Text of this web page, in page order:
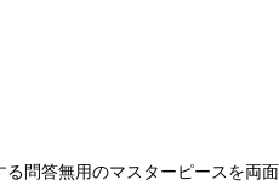
答無用のマスターピースを両